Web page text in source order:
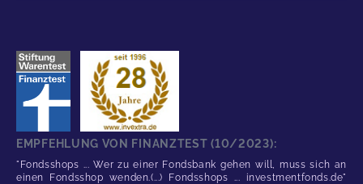
EMPFEHLUNG VON FINANZTEST (10/2023):
"Fondsshops ... Wer zu einer Fondsbank gehen will, muss sich an
einen Fondsshop wenden.(...) Fondsshops ... investmentfonds.de"